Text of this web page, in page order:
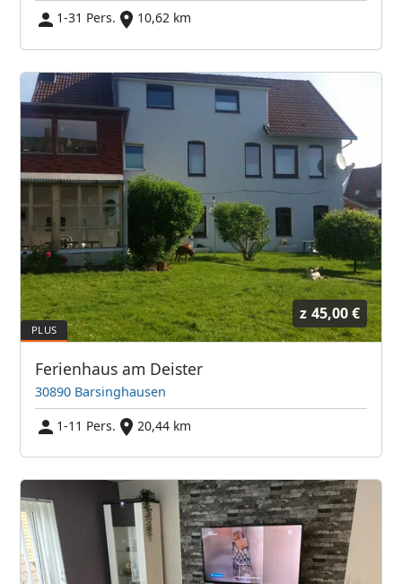
1-31 Pers.
10,62 km
z 45,00 €
Ferienhaus am Deister
30890 Barsinghausen
1-11 Pers.
20,44 km